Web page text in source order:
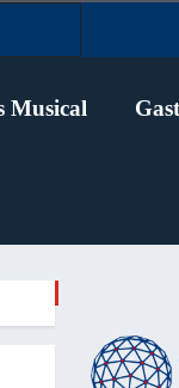
Musical